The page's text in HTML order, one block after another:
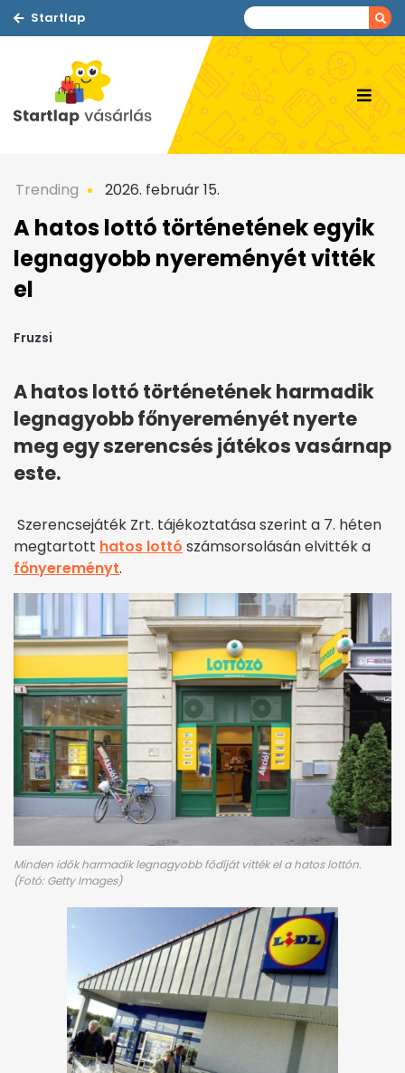
Startlap
Trending 2026. február 15.
A hatos lottó történetének egyik
legnagyobb nyereményét vitték
el
Fruzsi
A hatos lottó történetének harmadik
legnagyobb főnyereményét nyerte
meg egy szerencsés játékos vasárnap
este.
Szerencsejáték Zrt. tájékoztatása szerint a 7. héten
megtartott hatos lottó számsorsolásán elvitték a
főnyereményt.
Minden idők harmadik legnagyobb fődíját vitték el a hatos lottón.
(Fotó: Getty Images)